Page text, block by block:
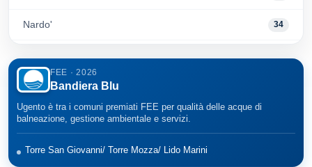
Nardo' 34
Patu'
Racale
Salve
FEE · 2026
Bandiera Blu
Ugento è tra i comuni premiati FEE per qualità delle acque di
balneazione, gestione ambientale e servizi.
Torre San Giovanni/ Torre Mozza/ Lido Marini